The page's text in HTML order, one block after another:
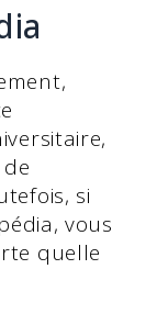
si
vous
quelle